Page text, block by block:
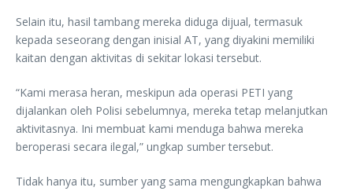
Selain itu, hasil tambang mereka diduga dijual, termasuk
kepada seseorang dengan inisial AT, yang diyakini memiliki
kaitan dengan aktivitas di sekitar lokasi tersebut.
“Kami merasa heran, meskipun ada operasi PETI yang
dijalankan oleh Polisi sebelumnya, mereka tetap melanjutkan
aktivitasnya. Ini membuat kami menduga bahwa mereka
beroperasi secara ilegal,” ungkap sumber tersebut.
Tidak hanya itu, sumber yang sama mengungkapkan bahwa